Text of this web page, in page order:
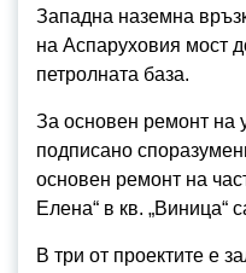
Западна наземна
на Аспаруховия мост
петролната база.
За основен ремонт на
подписано
основен ремонт на
Елена“ в кв. „Виница“
В три от проектите е